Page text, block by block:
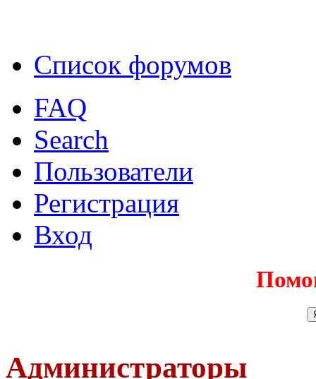
Список форумов
FAQ
Search
Пользователи
Регистрация
Вход
Администраторы